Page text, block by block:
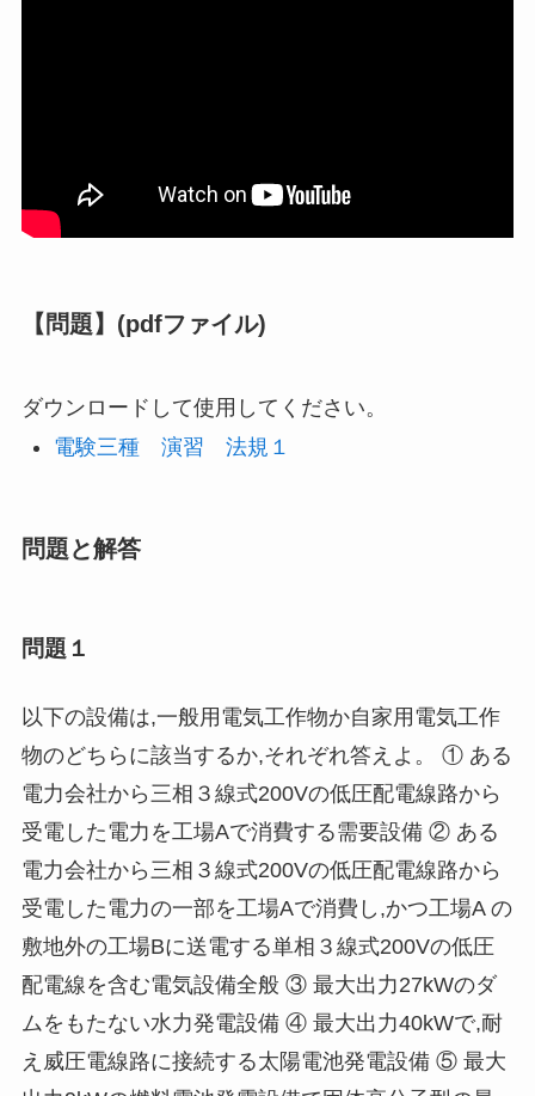
【問題】(pdfファイル)
ダウンロードして使用してください。
電験三種 演習 法規１
問題と解答
問題１
以下の設備は,一般用電気工作物か自家用電気工作
物のどちらに該当するか,それぞれ答えよ。 ① ある
電力会社から三相３線式200Vの低圧配電線路から
受電した電力を工場Aで消費する需要設備 ② ある
電力会社から三相３線式200Vの低圧配電線路から
受電した電力の一部を工場Aで消費し,かつ工場A の
敷地外の工場Bに送電する単相３線式200Vの低圧
配電線を含む電気設備全般 ③ 最大出力27kWのダ
ムをもたない水力発電設備 ④ 最大出力40kWで,耐
え威圧電線路に接続する太陽電池発電設備 ⑤ 最大